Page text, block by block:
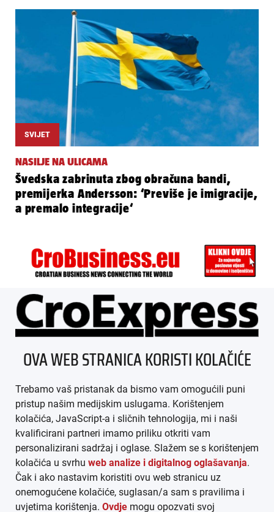
SVIJET
NASILJE NA ULICAMA
Švedska zabrinuta zbog obračuna bandi,
premijerka Andersson: ‘Previše je imigracije,
a premalo integracije‘
ÜBER UNS
IMPRESSUM
AGB
DATENSCHUTZ
MEDIADATEN
ARHIVA (PDF)
OVA WEB STRANICA KORISTI KOLAČIĆE
Trebamo vaš pristanak da bismo vam omogućili puni
pristup našim medijskim uslugama. Korištenjem
kolačića, JavaScript-a i sličnih tehnologija, mi i naši
kvalificirani partneri imamo priliku otkriti vam
personalizirani sadržaj i oglase. Slažem se s korištenjem
kolačića u svrhu web analize i digitalnog oglašavanja.
Čak i ako nastavim koristiti ovu web stranicu uz
onemogućene kolačiće, suglasan/a sam s pravilima i
uvjetima korištenja. Ovdje mogu opozvati svoj